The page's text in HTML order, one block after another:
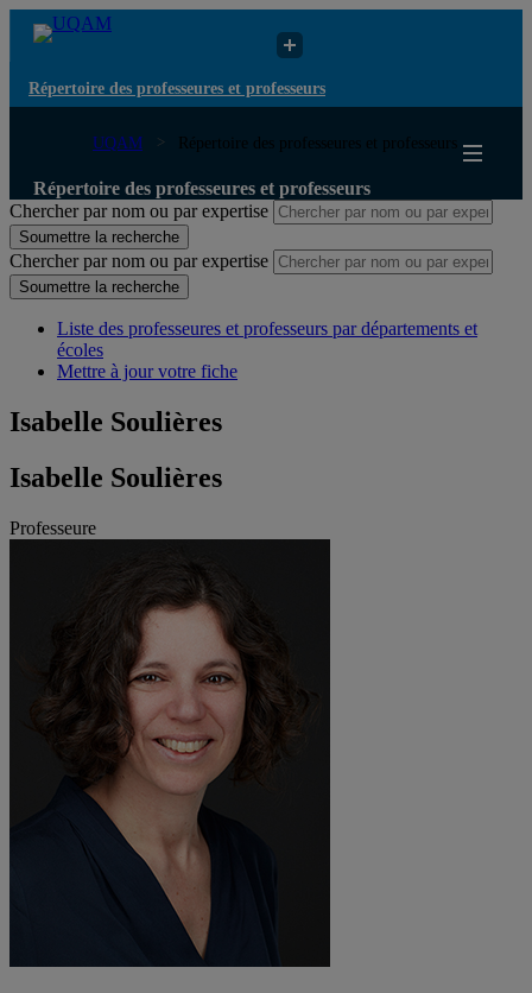
Répertoire des professeures et professeurs
UQAM Répertoire des professeures et professeurs
Répertoire des professeures et professeurs
Chercher par nom ou par expertise
Soumettre la recherche
Chercher par nom ou par expertise
Soumettre la recherche
Liste des professeures et professeurs par départements et
écoles
Mettre à jour votre fiche
Isabelle Soulières
Isabelle Soulières
Professeure